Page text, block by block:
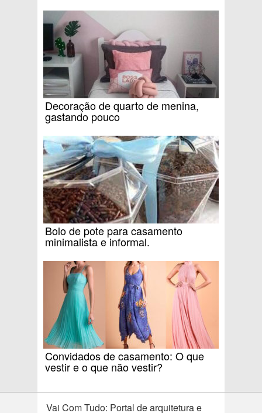
Decoração de quarto de menina,
gastando pouco
Bolo de pote para casamento
minimalista e informal.
Convidados de casamento: O que
vestir e o que não vestir?
Vai Com Tudo: Portal de arquitetura e